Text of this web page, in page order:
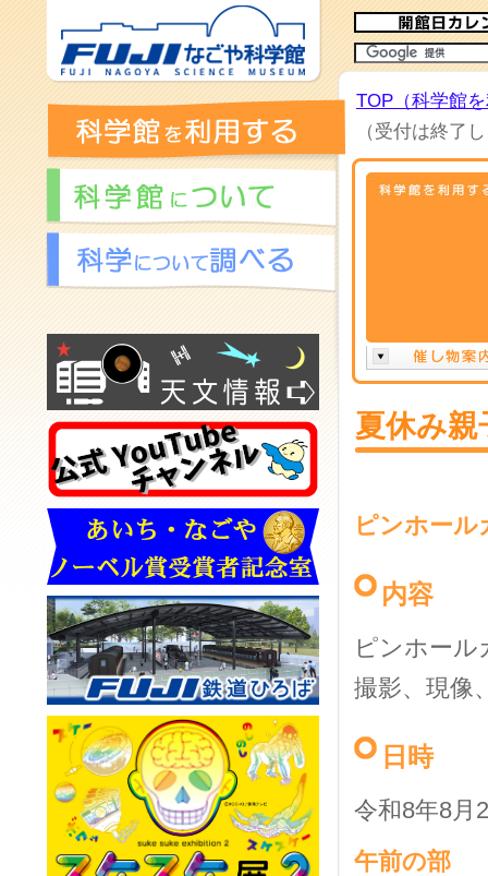
TOP（科学館
（受付は終了
夏休み
ピンホール
内容
ピンホー
撮影、現像
日時
令和8年8月
午前の部